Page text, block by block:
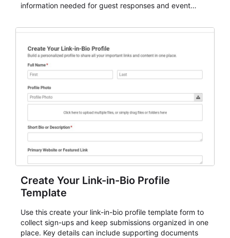
information needed for guest responses and event
organizations that need a simple AbcSubmit workflow
Create Your Link-in-Bio Profile
Template
Use this create your link-in-bio profile template form to
collect sign-ups and keep submissions organized in one
place. Key details can include supporting documents